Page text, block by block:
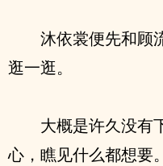
沐依裳便先和顾
逛一逛。
大概是许久没有
心，瞧见什么都想要。